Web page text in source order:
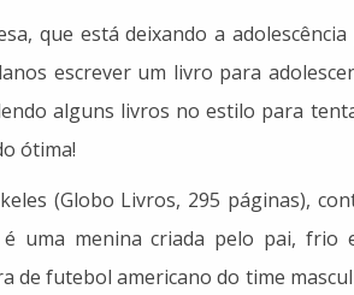
que está deixando a
escrever um livro para
alguns livros no estilo para
ótima!
(Globo Livros, 295 páginas),
uma menina criada pelo pai, frio
de futebol americano do time